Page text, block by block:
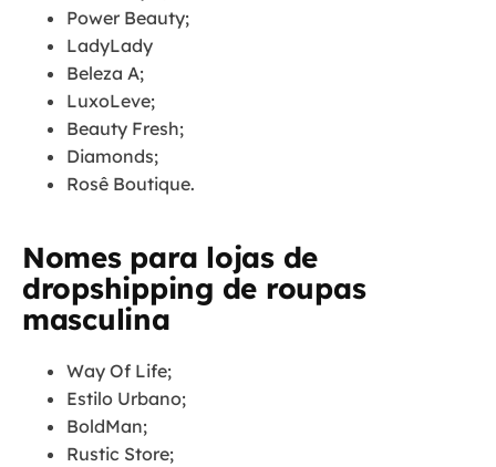
Power Beauty;
LadyLady
Beleza A;
LuxoLeve;
Beauty Fresh;
Diamonds;
Rosê Boutique.
Nomes para lojas de
dropshipping de roupas
masculina
Way Of Life;
Estilo Urbano;
BoldMan;
Rustic Store;